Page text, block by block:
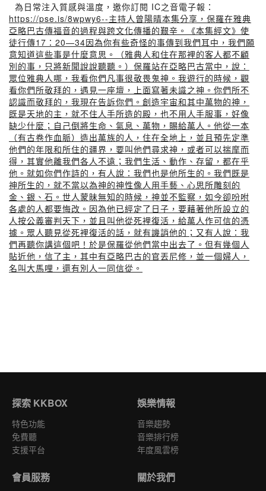
為日常注入質感與溫度，邀你訂閱 IC之音電子報：
https://pse.is/8wpwy6--主持人曾陽晴本集分享，保羅在雅典
亞略巴古傳福音的過程與跨文化傳播的艱辛。《本集經文》使
徒行傳17：20—34因為你有些奇怪的事傳到我們耳中，我們願
意知道這些事是什麼意思。（雅典人和住在那裡的客人都不顧
別的事，只將新聞說說聽聽。）保羅站在亞略巴古當中，說：
眾位雅典人哪，我看你們凡事很敬畏鬼神。我遊行的時候，觀
看你們所敬拜的，遇見一座壇，上面寫著未識之神。你們所不
認識而敬拜的，我現在告訴你們。創造宇宙和其中萬物的神，
既是天地的主，就不住人手所造的殿，也不用人手服事，好像
缺少什麼；自己倒將生命、氣息、萬物，賜給萬人。他從一本
（有古卷作血脈）造出萬族的人，住在全地上，並且預先定準
他們的年限和所住的疆界，要叫他們尋求神，或者可以揣摩而
得，其實他離我們各人不遠；我們生活、動作、存留，都在乎
他。就如你們作詩的，有人說：我們也是他所生的。我們既是
神所生的，就不當以為神的神性像人用手藝、心思所雕刻的
金、銀、石。世人蒙昧無知的時候，神並不監察，如今卻吩咐
各處的人都要悔改。因為他已經定了日子，要藉著他所設立的
人按公義審判天下，並且叫他從死裡復活，給萬人作可信的憑
據。眾人聽見從死裡復活的話，就有譏誚他的；又有人說：我
們再聽你講這個吧！於是保羅從他們當中出去了。但有幾個人
貼近他，信了主，其中有亞略巴古的官丟尼修，並一個婦人，
名叫大馬哩，還有別人一同信從。
探索 KKBOX
特色功能
免費聽
支援平台
娛樂情報
音樂趨勢
音樂排行榜
年度風雲榜
會員服務 關於我們